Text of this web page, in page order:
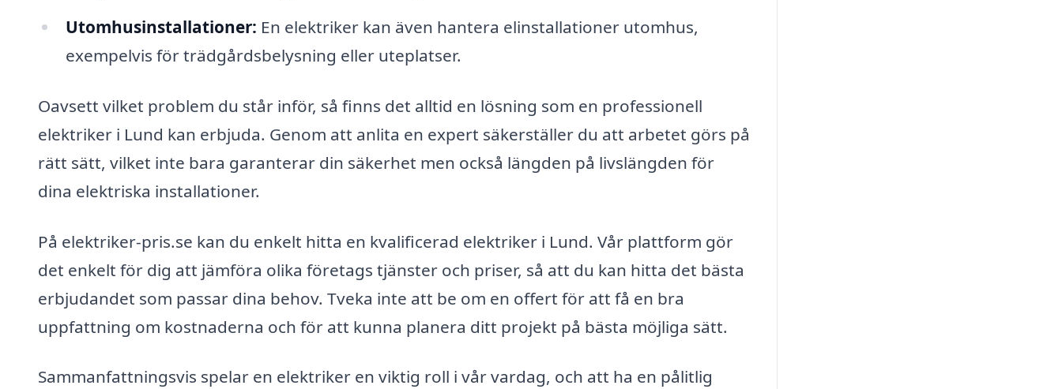
Utomhusinstallationer: En elektriker kan även hantera elinstallationer utomhus,
exempelvis för trädgårdsbelysning eller uteplatser.
Oavsett vilket problem du står inför, så finns det alltid en lösning som en professionell
elektriker i Lund kan erbjuda. Genom att anlita en expert säkerställer du att arbetet görs på
rätt sätt, vilket inte bara garanterar din säkerhet men också längden på livslängden för
dina elektriska installationer.
På elektriker-pris.se kan du enkelt hitta en kvalificerad elektriker i Lund. Vår plattform gör
det enkelt för dig att jämföra olika företags tjänster och priser, så att du kan hitta det bästa
erbjudandet som passar dina behov. Tveka inte att be om en offert för att få en bra
uppfattning om kostnaderna och för att kunna planera ditt projekt på bästa möjliga sätt.
Sammanfattningsvis spelar en elektriker en viktig roll i vår vardag, och att ha en pålitlig